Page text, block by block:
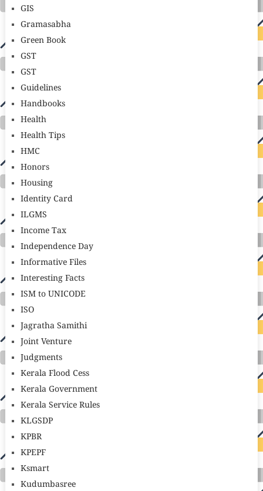
GIS
Gramasabha
Green Book
GST
GST
Guidelines
Handbooks
Health
Health Tips
HMC
Honors
Housing
Identity Card
ILGMS
Income Tax
Independence Day
Informative Files
Interesting Facts
ISM to UNICODE
ISO
Jagratha Samithi
Joint Venture
Judgments
Kerala Flood Cess
Kerala Government
Kerala Service Rules
KLGSDP
KPBR
KPEPF
Ksmart
Kudumbasree